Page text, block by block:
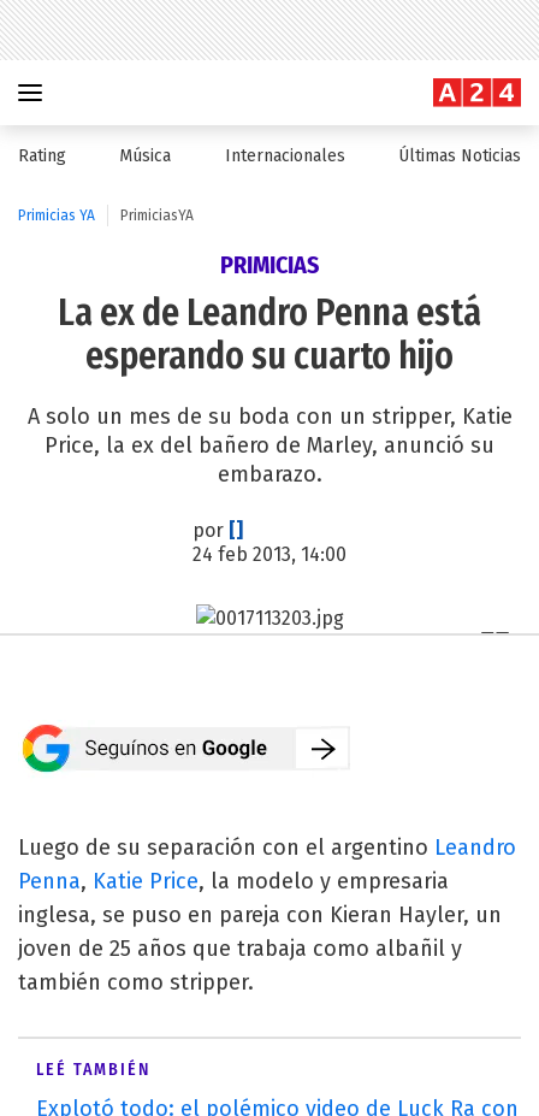
Rating Música Internacionales Últimas Noticias
Primicias YA PrimiciasYA
PRIMICIAS
La ex de Leandro Penna está
esperando su cuarto hijo
A solo un mes de su boda con un stripper, Katie
Price, la ex del bañero de Marley, anunció su
embarazo.
por []
24 feb 2013, 14:00
Luego de su separación con el argentino Leandro
Penna, Katie Price, la modelo y empresaria
inglesa, se puso en pareja con Kieran Hayler, un
joven de 25 años que trabaja como albañil y
también como stripper.
LEÉ TAMBIÉN
Explotó todo: el polémico video de Luck Ra con